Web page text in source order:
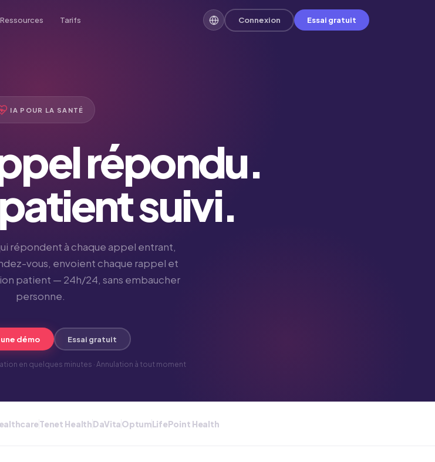
Ressources
vidéo et guides
Tarifs Connexion Essai gratuit
IA POUR LA SANTÉ
répondu.
suivi.
répondent à chaque appel entrant,
vous, envoient chaque rappel et
patient — 24h/24, sans embaucher
personne.
démo Essai gratuit
en quelques minutes · Annulation à tout moment
Tenet HealthDaVitaOptumLifePoint Health